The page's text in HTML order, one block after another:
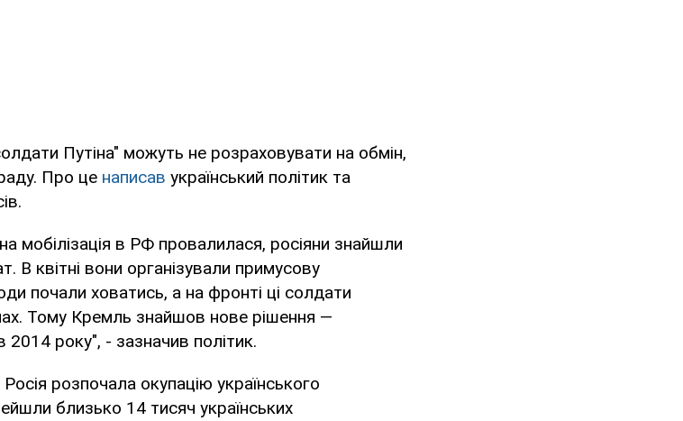
Путіна" можуть не розраховувати на обмін,
Про це написав український політик та
мобілізація в РФ провалилася, росіяни знайшли
В квітні вони організували примусову
почали ховатись, а на фронті ці солдати
Тому Кремль знайшов нове рішення —
2014 року", - зазначив політик.
розпочала окупацію українського
близько 14 тисяч українських